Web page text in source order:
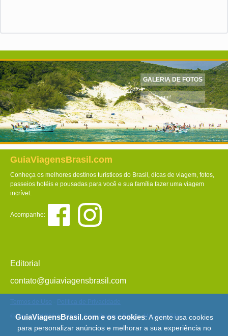
GALERIA DE FOTOS
Clique aqui!
GuiaViagensBrasil.com
Conheça os melhores destinos turísticos do Brasil, dicas de viagem, fotos,
passeios hotéis e pousadas para você e sua família fazer uma viagem
incrível.
Acompanhe:
Editorial
contato@guiaviagensbrasil.com
Termos de Uso
Política de Privacidade
© Copyright 2013 - 2026 - Guia Viagens Brasil -Mapa do Site
GuiaViagensBrasil.com e os cookies: A gente usa cookies
para personalizar anúncios e melhorar a sua experiência no